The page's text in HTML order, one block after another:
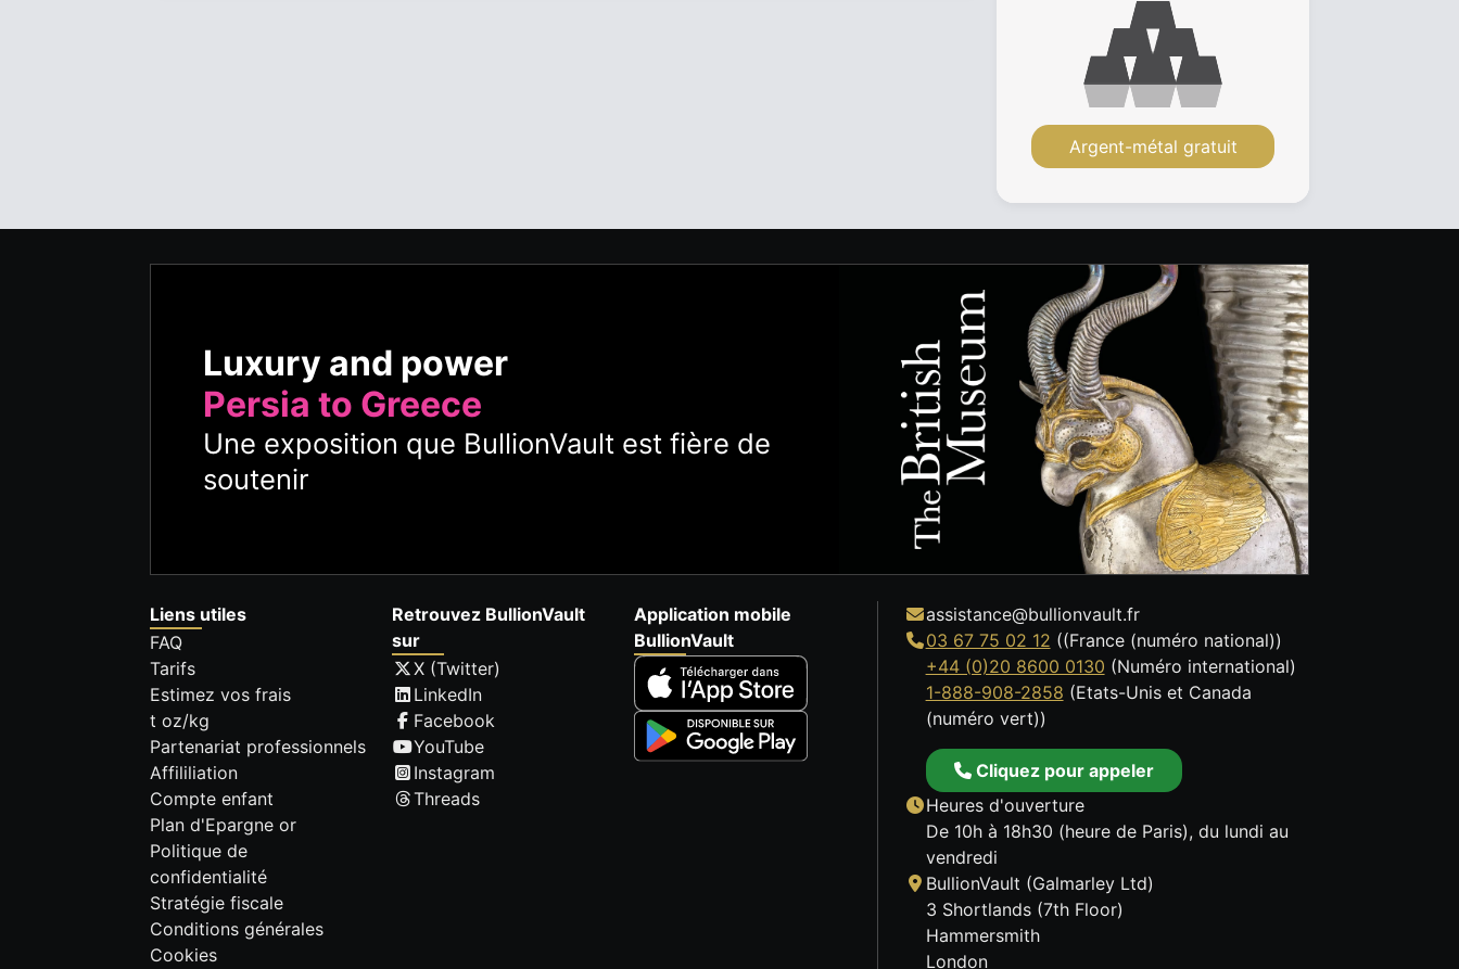
Argent-métal gratuit
Luxury and power
Persia to Greece
Une exposition que BullionVault est fière de
soutenir
Liens utiles
FAQ
Tarifs
Estimez vos frais
t oz/kg
Partenariat professionnels
Affililiation
Compte enfant
Plan d'Epargne or
Politique de
confidentialité
Stratégie fiscale
Conditions générales
Cookies
Retrouvez BullionVault
sur
X (Twitter)
LinkedIn
Facebook
YouTube
Instagram
Threads
Application mobile
BullionVault
assistance@bullionvault.fr
03 67 75 02 12 ((France (numéro national))
+44 (0)20 8600 0130 (Numéro international)
1-888-908-2858 (Etats-Unis et Canada
(numéro vert))
Cliquez pour appeler
Heures d'ouverture
De 10h à 18h30 (heure de Paris), du lundi au
vendredi
BullionVault (Galmarley Ltd)
3 Shortlands (7th Floor)
Hammersmith
London